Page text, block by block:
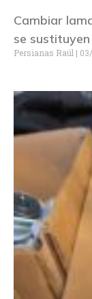
Cambiar
se sustituyen
Persianas Raúl